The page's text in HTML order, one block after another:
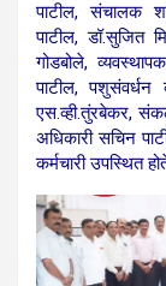
पाटील, संचालक
पाटील, डॉ.सुजित
गोडबोले,
पाटील,
एस.व्‍ही.तुंरबेकर,
अधिकारी सचिन
कर्मचारी उपस्थित